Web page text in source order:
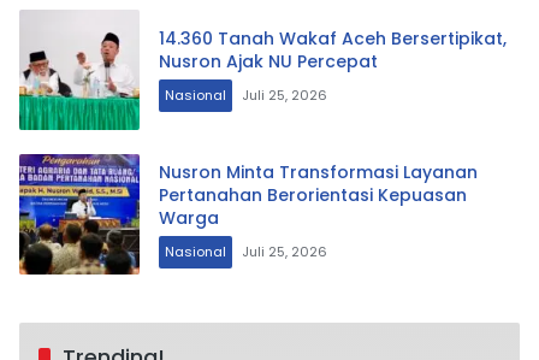
14.360 Tanah Wakaf Aceh Bersertipikat,
Nusron Ajak NU Percepat
Nasional Juli 25, 2026
Nusron Minta Transformasi Layanan
Pertanahan Berorientasi Kepuasan
Warga
Nasional Juli 25, 2026